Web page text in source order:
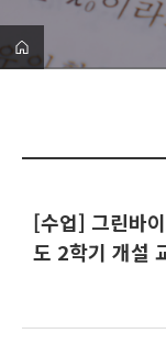
[수업] 그린바
도 2학기 개설